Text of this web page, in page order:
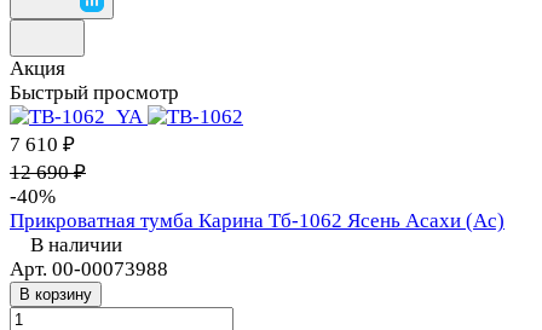
Акция
Быстрый просмотр
7 610 ₽
12 690 ₽
-40%
Прикроватная тумба Карина Тб-1062 Ясень Асахи (Ас)
В наличии
Арт. 00-00073988
В корзину